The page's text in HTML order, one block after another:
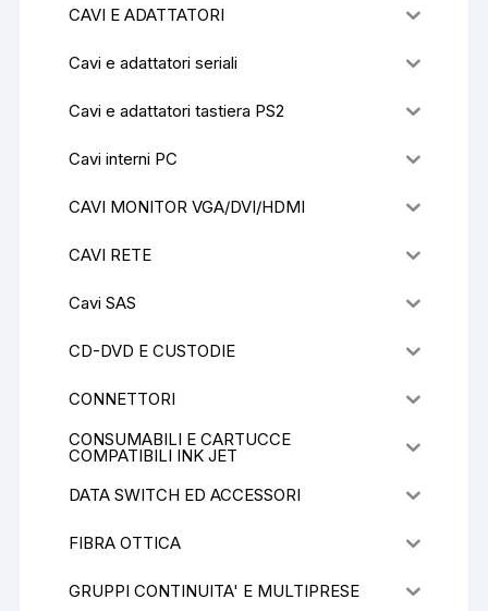
CAVI E ADATTATORI
Cavi e adattatori seriali
Cavi e adattatori tastiera PS2
Cavi interni PC
CAVI MONITOR VGA/DVI/HDMI
CAVI RETE
Cavi SAS
CD-DVD E CUSTODIE
CONNETTORI
CONSUMABILI E CARTUCCE
COMPATIBILI INK JET
DATA SWITCH ED ACCESSORI
FIBRA OTTICA
GRUPPI CONTINUITA' E MULTIPRESE